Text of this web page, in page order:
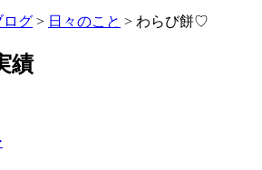
ログ > 日々のこと > わらび餅♡
績